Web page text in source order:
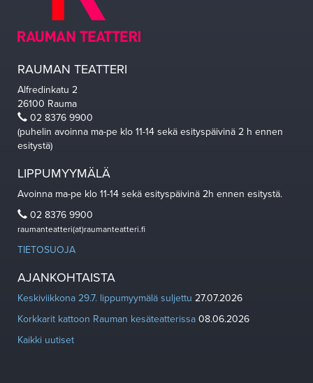
RAUMAN TEATTERI
Alfredinkatu 2
26100 Rauma
02 8376 9900
(puhelin avoinna ma-pe klo 11-14 sekä esityspäivinä 2 h ennen
esitystä)
LIPPUMYYMÄLÄ
Avoinna ma-pe klo 11-14 sekä esityspäivinä 2h ennen esitystä.
02 8376 9900
raumanteatteri(at)raumanteatteri.fi
TIETOSUOJA
AJANKOHTAISTA
Keskiviikkona 29.7. lippumyymälä suljettu 27.07.2026
Korkkarit kattoon Rauman kesäteatterissa 08.06.2026
Kaikki uutiset